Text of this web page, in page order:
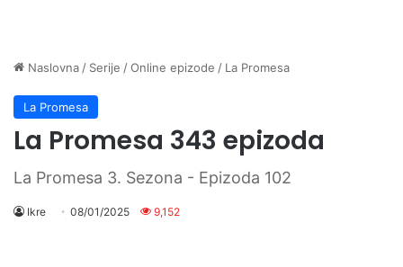
Naslovna / Serije /Online epizode / La Promesa
La Promesa
La Promesa 343 epizoda
La Promesa 3. Sezona - Epizoda 102
Ikre 08/01/2025 9,152